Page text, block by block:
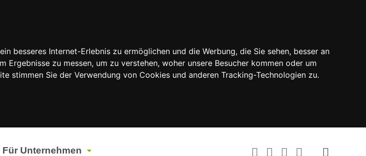
besseres Internet-Erlebnis zu ermöglichen und die Werbung, die Sie sehen, besser an
zu messen, um zu verstehen, woher unsere Besucher kommen oder um
stimmen Sie der Verwendung von Cookies und anderen Tracking-Technologien zu.
Für Unternehmen